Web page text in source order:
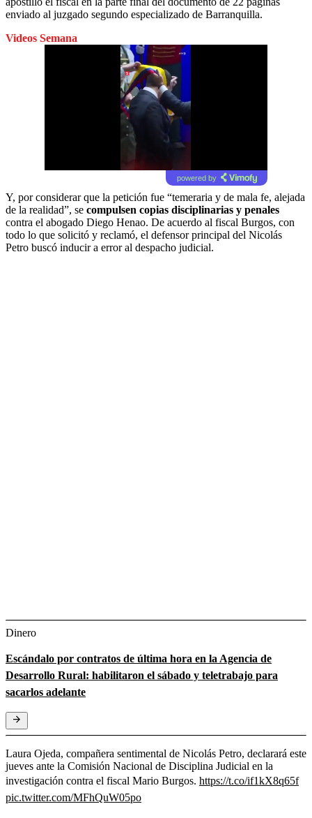
enviado al juzgado segundo especializado de Barranquilla.
Videos Semana
powered by
Y, por considerar que la petición fue “temeraria y de mala fe, alejada
de la realidad”, se compulsen copias disciplinarias y penales
contra el abogado Diego Henao. De acuerdo al fiscal Burgos, con
todo lo que solicitó y reclamó, el defensor principal del Nicolás
Petro buscó inducir a error al despacho judicial.
Dinero
Escándalo por contratos de última hora en la Agencia de
Desarrollo Rural: habilitaron el sábado y teletrabajo para
sacarlos adelante
Laura Ojeda, compañera sentimental de Nicolás Petro, declarará este
jueves ante la Comisión Nacional de Disciplina Judicial en la
investigación contra el fiscal Mario Burgos. https://t.co/if1kX8q65f
pic.twitter.com/MFhQuW05po